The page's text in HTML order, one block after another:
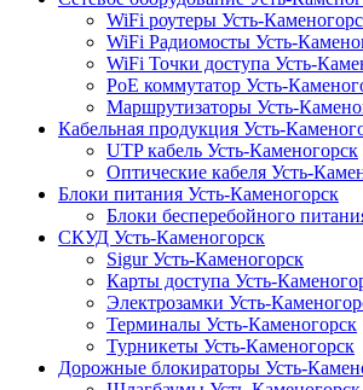
WiFi роутеры Усть-
WiFi Радиомосты Усть-
WiFi Точки доступа Усть-
PoE коммутатор Усть-
Маршрутизаторы Усть-
Кабельная продукция Усть-
UTP кабель Усть-Каменогорск
Оптические кабеля Усть-
Блоки питания Усть-Каменогорск
Блоки бесперебойного
СКУД Усть-Каменогорск
Sigur Усть-Каменогорск
Карты доступа Усть-
Электрозамки Усть-
Терминалы Усть-Каменогорск
Турникеты Усть-Каменогорск
Дорожные блокираторы Усть-